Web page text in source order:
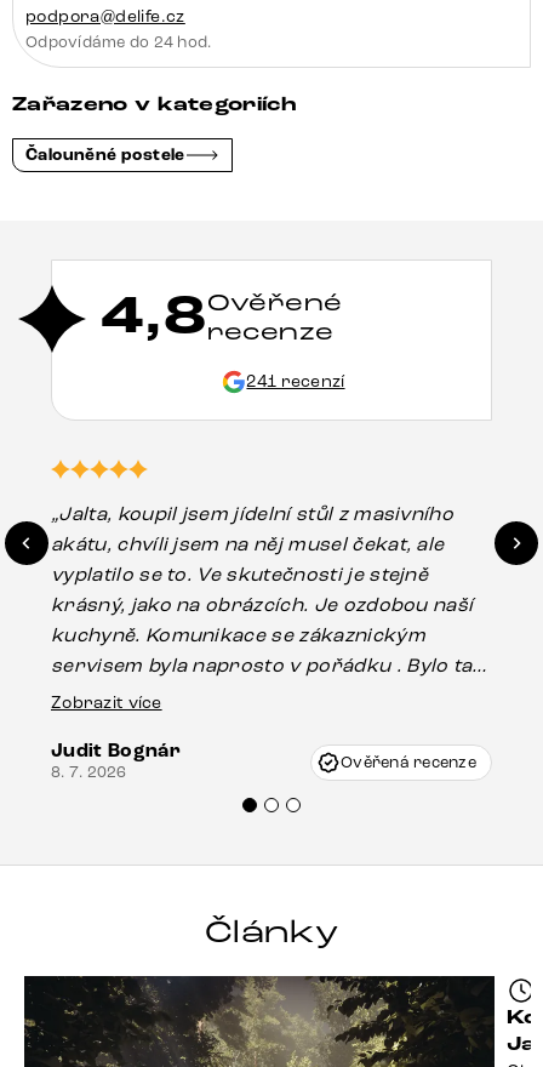
podpora@delife.cz
Odpovídáme do 24 hod.
Zařazeno v kategoriích
Čalouněné postele
4,8Ověřené
recenze
241 recenzí
„Jalta, koupil jsem jídelní stůl z masivního
akátu, chvíli jsem na něj musel čekat, ale
vyplatilo se to. Ve skutečnosti je stejně
krásný, jako na obrázcích. Je ozdobou naší
kuchyně. Komunikace se zákaznickým
servisem byla naprosto v pořádku . Bylo tam
drobné poškození u nohy stolu, které mohlo
Vincze mi velmi korektně vyšli vstříc.
Doporučuji produkty Delife všem.“
Zobrazit více
Judit Bognár
8. 7. 2026 Ověřená recenze
Články